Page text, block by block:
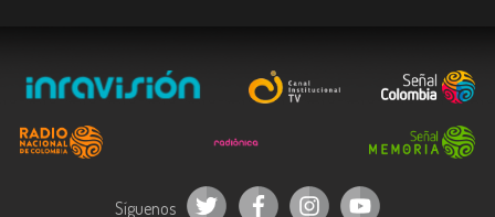
Síguenos